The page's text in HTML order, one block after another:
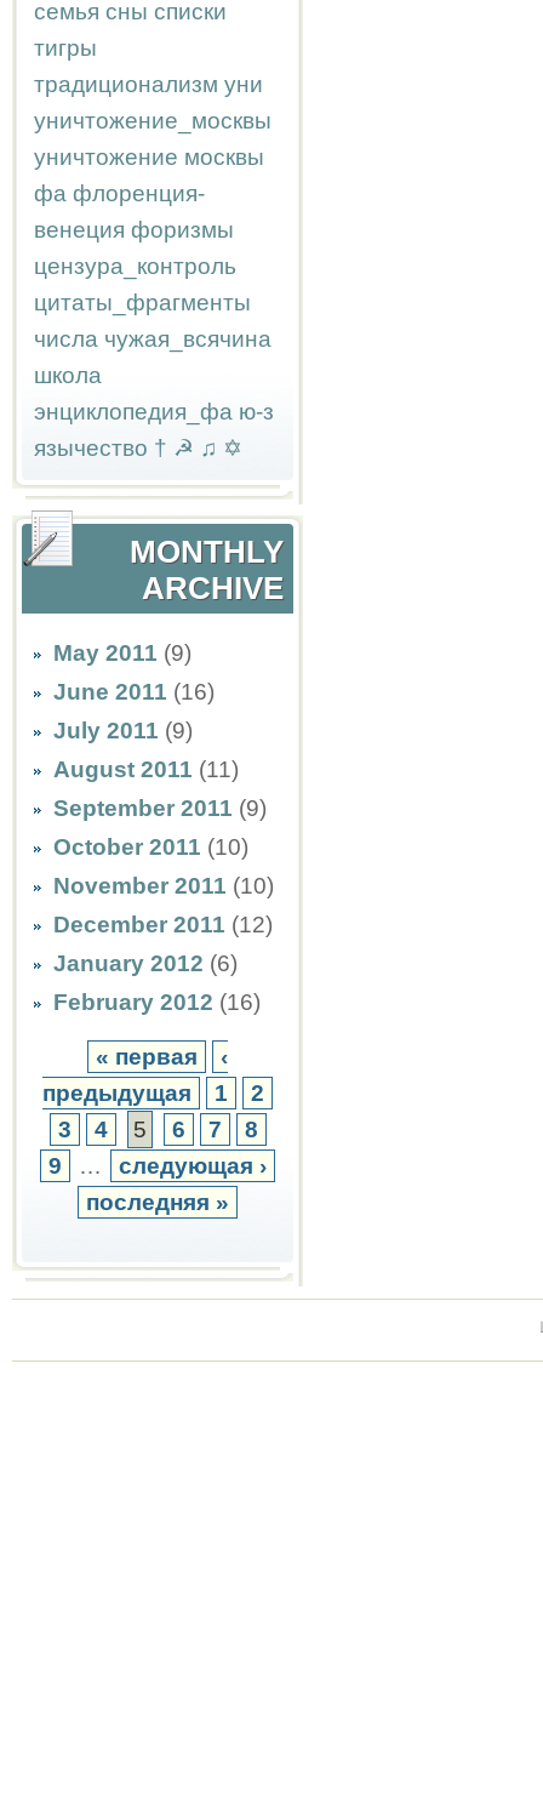
семья сны списки
тигры
традиционализм уни
уничтожение_москвы
уничтожение москвы
фа флоренция-
венеция форизмы
цензура_контроль
цитаты_фрагменты
числа чужая_всячина
школа
энциклопедия_фа ю-з
язычество † ☭ ♫ ✡
MONTHLY
ARCHIVE
May 2011 (9)
June 2011 (16)
July 2011 (9)
August 2011 (11)
September 2011 (9)
October 2011 (10)
November 2011 (10)
December 2011 (12)
January 2012 (6)
February 2012 (16)
« первая
‹
предыдущая
1
2
3
4 5 6 7
8
9
…
следующая ›
последняя »